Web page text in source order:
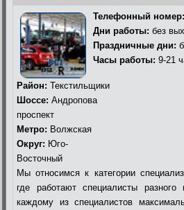
Телефонный номер:
Дни работы: без
Праздничные дни:
Часы работы: 9-21
Район: Текстильщики
Шоссе: Андропова
проспект
Метро: Волжская
Округ: Юго-
Восточный
Мы относимся к категории
где работают специалисты
каждому из специалистов